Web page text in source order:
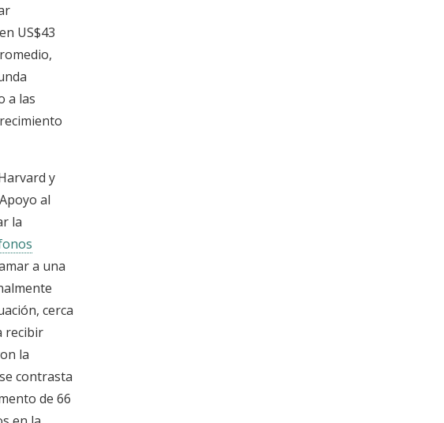
US$43
a las
y
al
la
a una
cerca
recibir
la
contrasta
de 66